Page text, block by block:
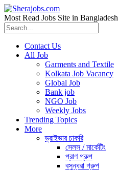
Most Read Jobs Site in Bangladesh
Contact Us
All Job
Garments and Textile
Kolkata Job Vacancy
Global Job
Bank job
NGO Job
Weekly Jobs
Trending Topics
More
ড্রাইভার চাকরি
সেলস / মার্কেটিং
প্রাণ গ্রুপ
বসুন্ধরা গ্রুপ